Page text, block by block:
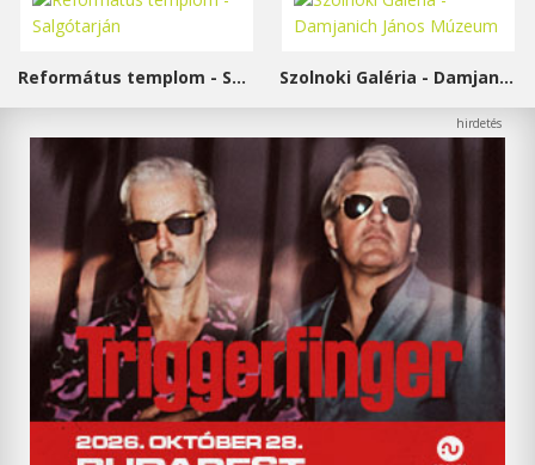
Református templom - Salgótarján Szolnoki Galéria - Damjanich János Múzeum